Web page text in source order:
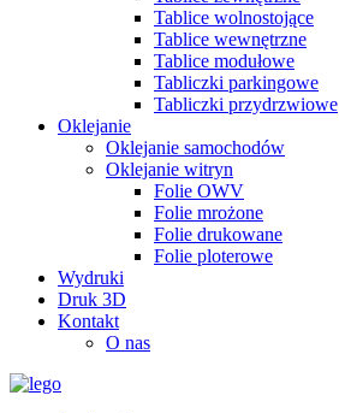
Tablice wolnostojące
Tablice wewnętrzne
Tablice modułowe
Tabliczki parkingowe
Tabliczki przydrzwiowe
Oklejanie
Oklejanie samochodów
Oklejanie witryn
Folie OWV
Folie mrożone
Folie drukowane
Folie ploterowe
Wydruki
Druk 3D
Kontakt
O nas